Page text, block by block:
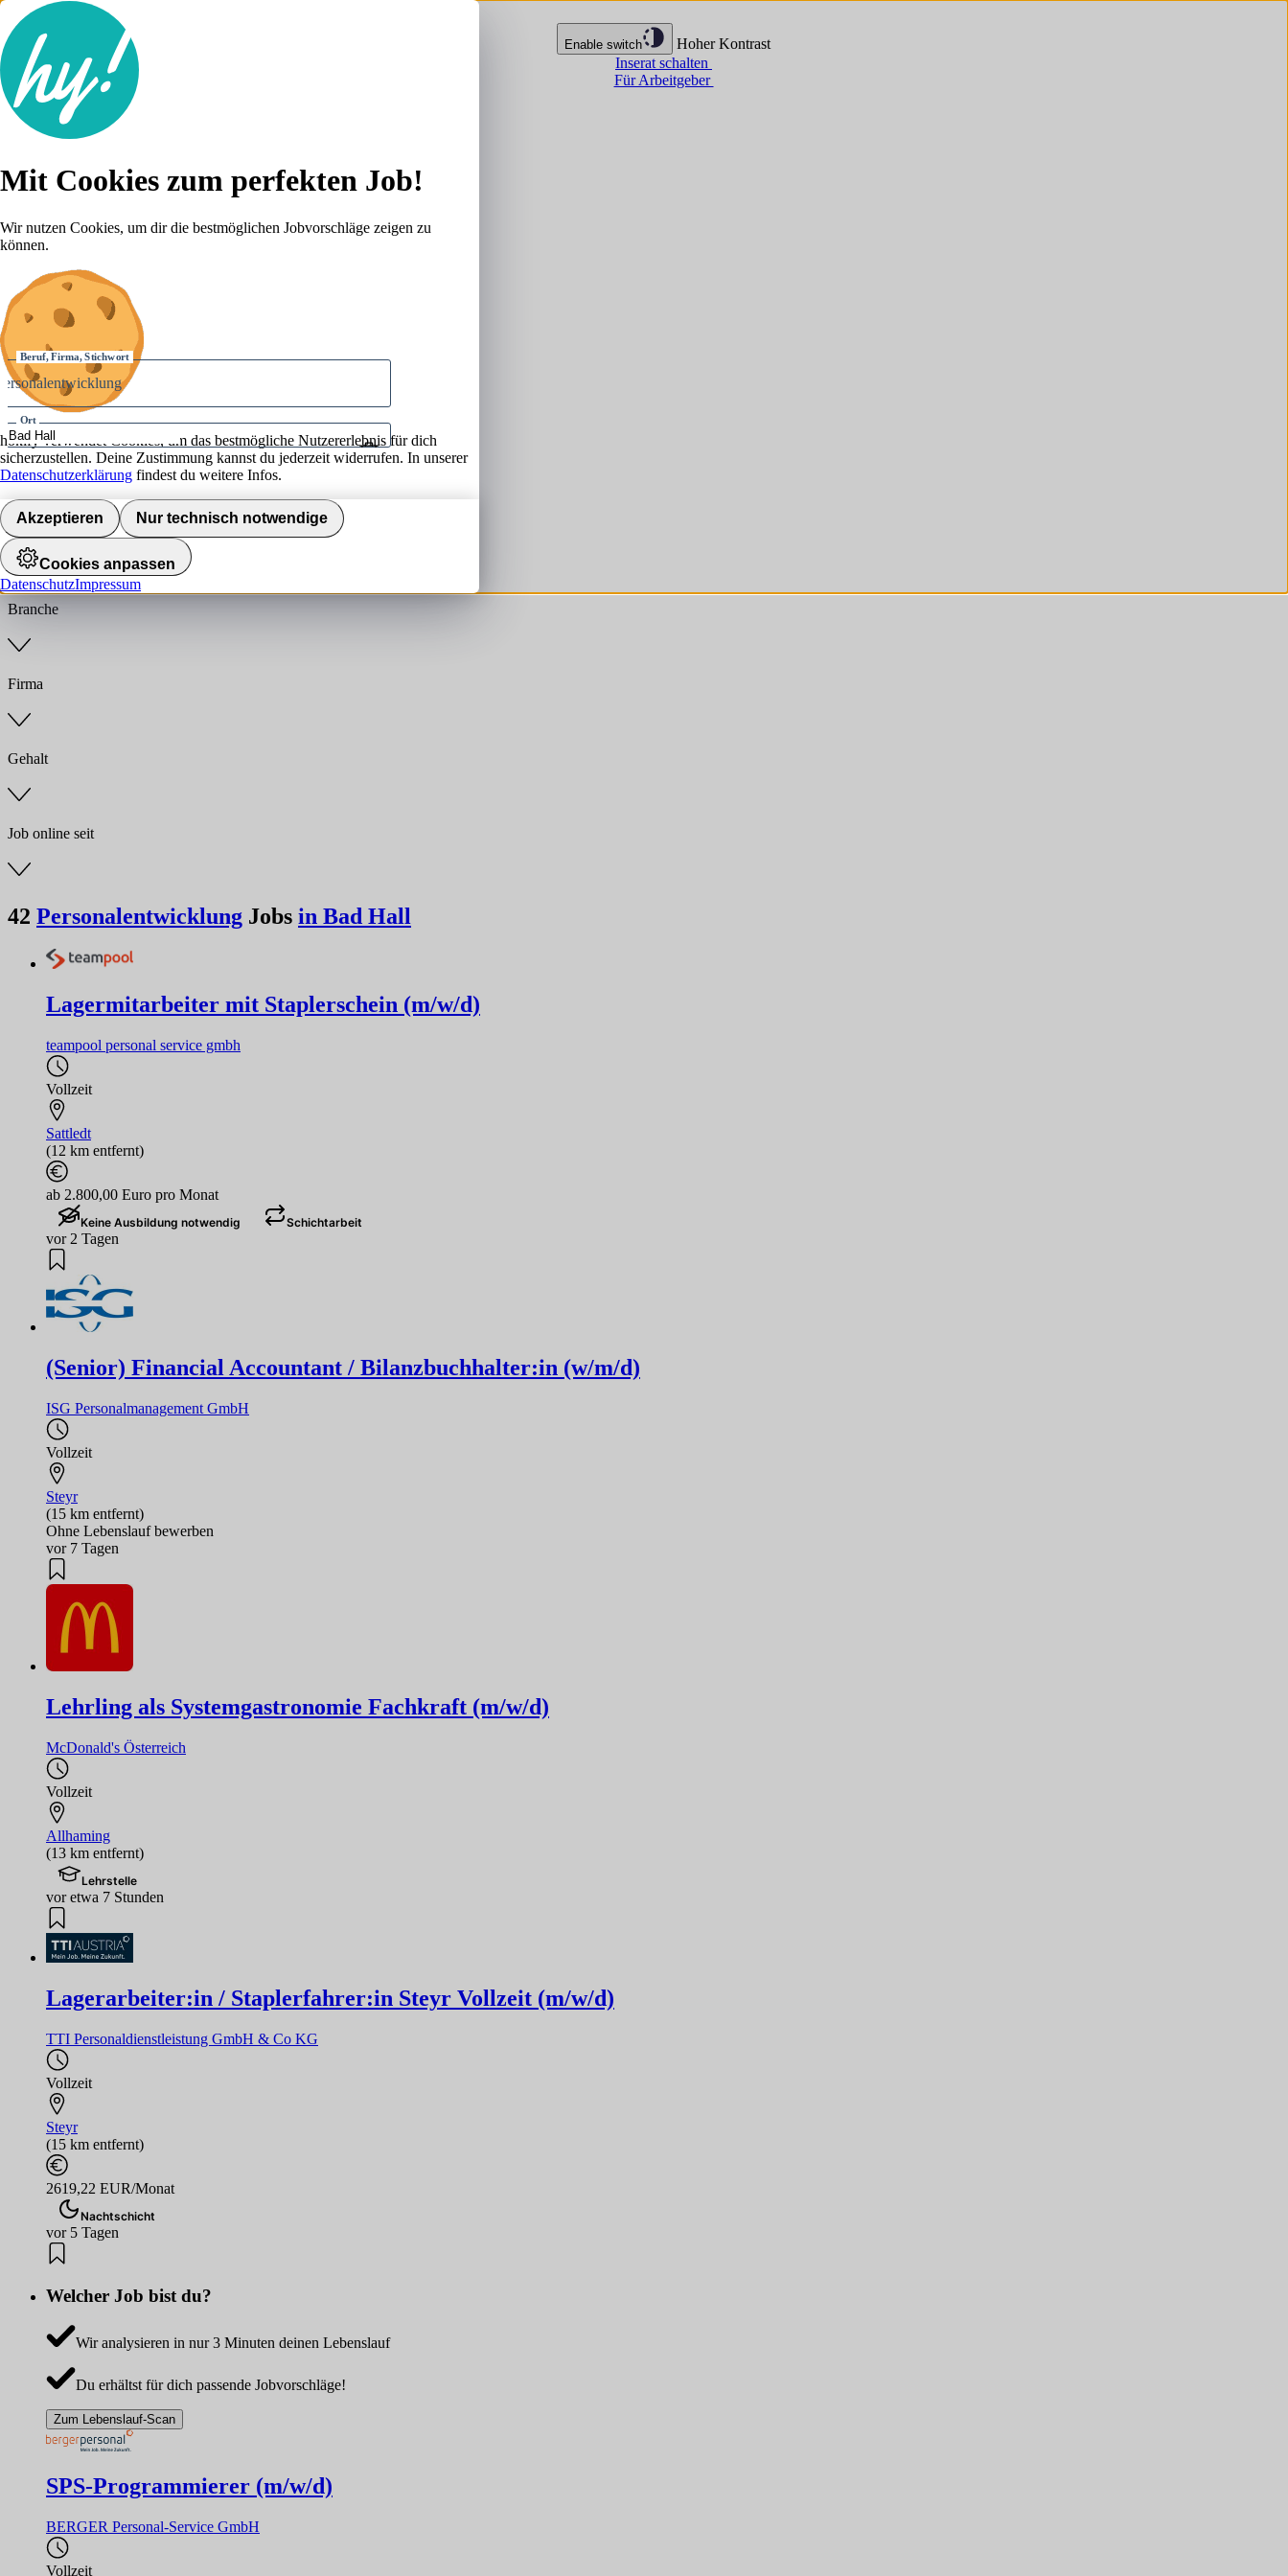
Enable switch
Hoher Kontrast
Inserat schalten
Für Arbeitgeber
Lebenslauf
Karriere-Tipps
Anmelden
Beruf, Firma, Stichwort
Ort
Umkreis
Jobs finden
Anstellungsart
Branche
Firma
Gehalt
Job online seit
42 Personalentwicklung Jobs in Bad Hall
Lagermitarbeiter mit Staplerschein (m/w/d)
teampool personal service gmbh
Vollzeit
Sattledt
(12 km entfernt)
ab 2.800,00 Euro pro Monat
Keine Ausbildung notwendig Schichtarbeit
vor 2 Tagen
(Senior) Financial Accountant / Bilanzbuchhalter:in (w/m/d)
ISG Personalmanagement GmbH
Vollzeit
Steyr
(15 km entfernt)
Ohne Lebenslauf bewerben
vor 7 Tagen
Lehrling als Systemgastronomie Fachkraft (m/w/d)
McDonald's Österreich
Vollzeit
Allhaming
(13 km entfernt)
Lehrstelle
vor etwa 7 Stunden
Lagerarbeiter:in / Staplerfahrer:in Steyr Vollzeit (m/w/d)
TTI Personaldienstleistung GmbH & Co KG
Vollzeit
Steyr
(15 km entfernt)
2619,22 EUR/Monat
Nachtschicht
vor 5 Tagen
Welcher Job bist du?
Wir analysieren in nur 3 Minuten deinen Lebenslauf
Du erhältst für dich passende Jobvorschläge!
Zum Lebenslauf-Scan
SPS-Programmierer (m/w/d)
BERGER Personal-Service GmbH
Vollzeit
Mit Cookies zum perfekten Job!
Wir nutzen Cookies, um dir die bestmöglichen Jobvorschläge zeigen zu
können.
hokify verwendet Cookies, um das bestmögliche Nutzererlebnis für dich
sicherzustellen. Deine Zustimmung kannst du jederzeit widerrufen. In unserer
Datenschutzerklärung findest du weitere Infos.
Akzeptieren Nur technisch notwendige
Cookies anpassen
DatenschutzImpressum